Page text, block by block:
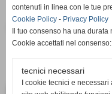
Fonte:Calcio Salodiano
contenuti in linea con le tue
Cookie Policy - Privacy Policy
Il tuo consenso ha una
Cookie accettati nel
tecnici necessari
I cookie tecnici e